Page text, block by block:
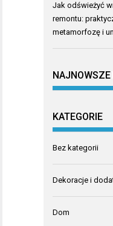
Jak odświeżyć
remontu:
metamorfozę i
KATEGORIE
Bez kategorii
Dekoracje i
Dom